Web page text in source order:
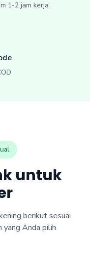
1-2 jam kerja
untuk
berikut sesuai
yang Anda pilih